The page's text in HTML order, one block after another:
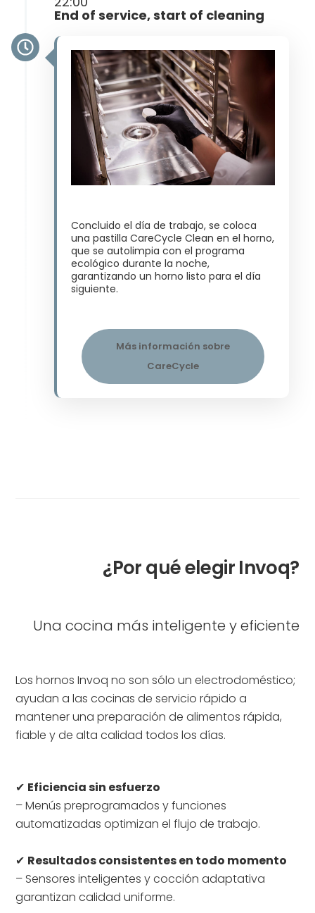
End of service, start of cleaning
Concluido el día de trabajo, se coloca
una pastilla CareCycle Clean en el horno,
que se autolimpia con el programa
ecológico durante la noche,
garantizando un horno listo para el día
siguiente​.
Más información sobre
CareCycle
¿Por qué elegir Invoq?
Una cocina más inteligente y eficiente
Los hornos Invoq no son sólo un electrodoméstico;
ayudan a las cocinas de servicio rápido a
mantener una preparación de alimentos rápida,
fiable y de alta calidad todos los días.
✔ Eficiencia sin esfuerzo
– Menús preprogramados y funciones
automatizadas optimizan el flujo de trabajo.
✔ Resultados consistentes en todo momento
– Sensores inteligentes y cocción adaptativa
garantizan calidad uniforme.